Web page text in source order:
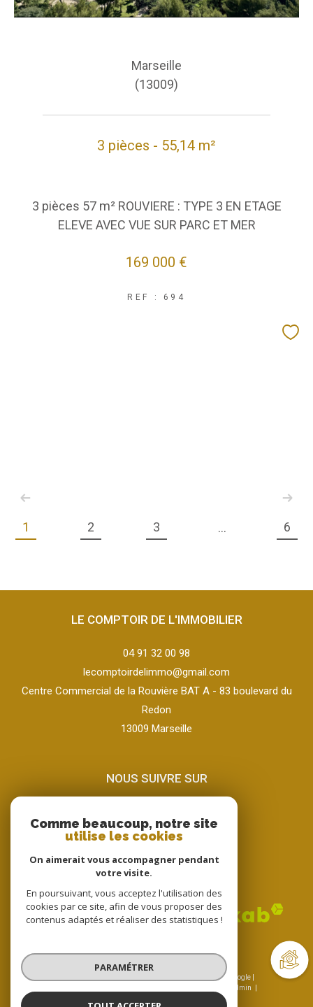
Marseille
(13009)
3 pièces - 55,14 m²
3 pièces 57 m² ROUVIERE : TYPE 3 EN ETAGE
ELEVE AVEC VUE SUR PARC ET MER
169 000 €
REF : 694
1 2 3 ... 6
LE COMPTOIR DE L'IMMOBILIER
04 91 32 00 98
lecomptoirdelimmo@gmail.com
Centre Commercial de la Rouvière BAT A - 83 boulevard du
Redon
13009
marseille
NOUS SUIVRE SUR
© 2026 | Tous droits réservés | Traduction powered by Google |
Admin
Comme beaucoup, notre site
utilise les cookies
On aimerait vous accompagner pendant
votre visite.
En poursuivant, vous acceptez l'utilisation des
cookies par ce site, afin de vous proposer des
contenus adaptés et réaliser des statistiques !
PARAMÉTRER